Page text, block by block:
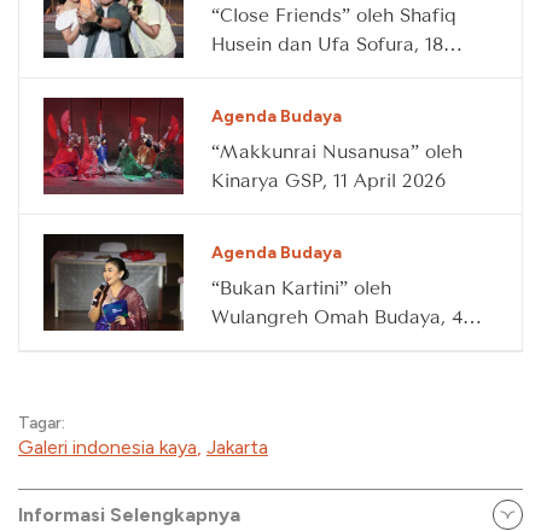
“Close Friends” oleh Shafiq
Husein dan Ufa Sofura, 18
Agenda Budaya
“Makkunrai Nusanusa” oleh
Kinarya GSP, 11 April 2026
Agenda Budaya
“Bukan Kartini” oleh
Wulangreh Omah Budaya, 4
Tagar:
Galeri indonesia kaya, Jakarta
Informasi Selengkapnya